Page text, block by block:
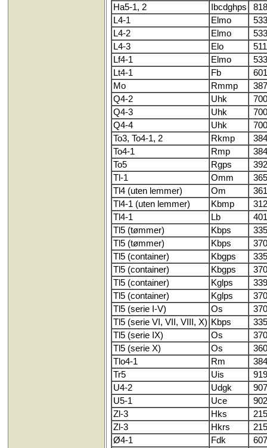
Ha5-1, 2
Ibcdghps
L4-1
Elmo
L4-2
Elmo
L4-3
Elo
Lf4-1
Elmo
Lt4-1
Fb
Mo
Rmmp
Q4-2
Uhk
Q4-3
Uhk
Q4-4
Uhk
To3, To4-1, 2
Rkmp
To4-1
Rmp
To5
Rgps
Tl-1
Omm
Tl4 (uten lemmer)
Om
Tl4-1 (uten lemmer)
Kbmp
Tl4-1
Lb
Tl5 (tømmer)
Kbps
Tl5 (tømmer)
Kbps
Tl5 (container)
Kbgps
Tl5 (container)
Kbgps
Tl5 (container)
Kglps
Tl5 (container)
Kglps
Tl5 (serie I-V)
Os
Tl5 (serie VI, VII, VIII, X) Kbps
Tl5 (serie IX)
Os
Tl5 (serie X)
Os
Tlo4-1
Rm
Tr5
Uis
U4-2
Udgk
U5-1
Uce
Zl-3
Hks
Zl-3
Hkrs
Ø4-1
Fdk